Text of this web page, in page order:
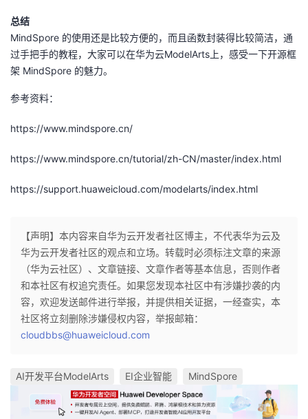
总结
MindSpore 的使用还是比较方便的，而且函数封装得比较简洁，通
过手把手的教程，大家可以在华为云ModelArts上，感受一下开源框
架 MindSpore 的魅力。
参考资料：
https://www.mindspore.cn/
https://www.mindspore.cn/tutorial/zh-CN/master/index.html
https://support.huaweicloud.com/modelarts/index.html
【声明】本内容来自华为云开发者社区博主，不代表华为云及
华为云开发者社区的观点和立场。转载时必须标注文章的来源
（华为云社区）、文章链接、文章作者等基本信息，否则作者
和本社区有权追究责任。如果您发现本社区中有涉嫌抄袭的内
容，欢迎发送邮件进行举报，并提供相关证据，一经查实，本
社区将立刻删除涉嫌侵权内容，举报邮箱：
cloudbbs@huaweicloud.com
AI开发平台ModelArts EI企业智能 MindSpore